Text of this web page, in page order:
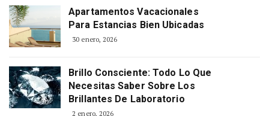
Apartamentos Vacacionales
Para Estancias Bien Ubicadas
30 enero, 2026
Brillo Consciente: Todo Lo Que
Necesitas Saber Sobre Los
Brillantes De Laboratorio
2 enero, 2026